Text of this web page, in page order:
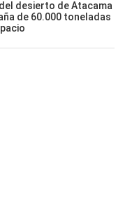
desierto de Atacama
de 60.000 toneladas